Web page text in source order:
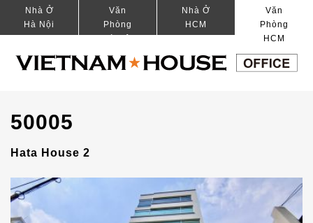
Nhà Ở
Hà Nội
Văn
Phòng
Nhà Ở
HCM
Văn
Phòng
HCM
50005
Hata House 2